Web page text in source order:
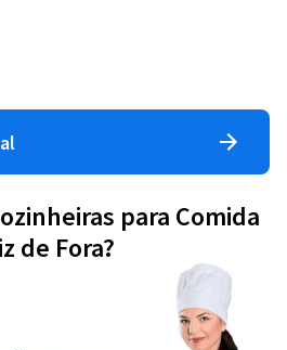
para Comida
de Fora?